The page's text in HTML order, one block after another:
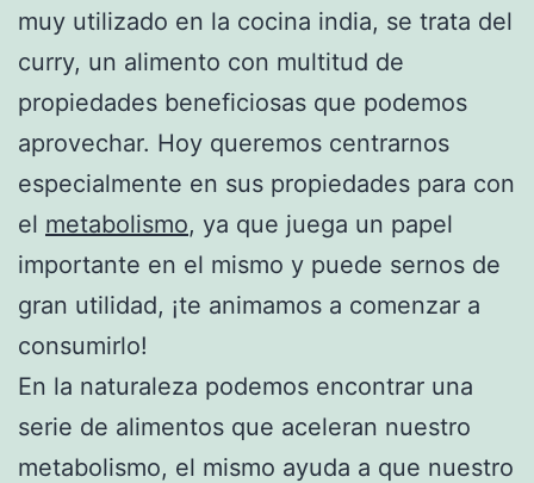
muy utilizado en la cocina india, se trata del
curry, un alimento con multitud de
propiedades beneficiosas que podemos
aprovechar. Hoy queremos centrarnos
especialmente en sus propiedades para con
el metabolismo, ya que juega un papel
importante en el mismo y puede sernos de
gran utilidad, ¡te animamos a comenzar a
consumirlo!
En la naturaleza podemos encontrar una
serie de alimentos que aceleran nuestro
metabolismo, el mismo ayuda a que nuestro